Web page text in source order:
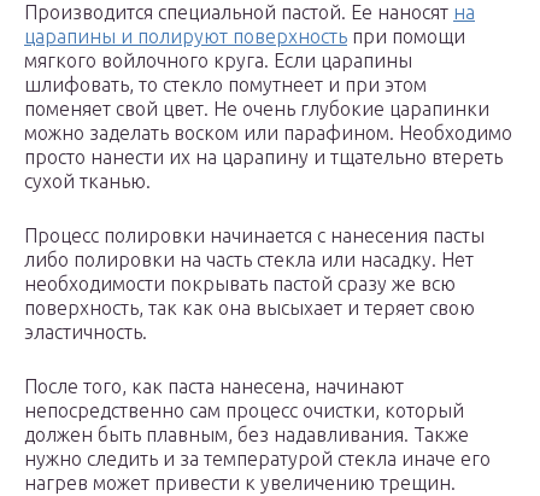
Производится специальной пастой. Ее наносят на
царапины и полируют поверхность при помощи
мягкого войлочного круга. Если царапины
шлифовать, то стекло помутнеет и при этом
поменяет свой цвет. Не очень глубокие царапинки
можно заделать воском или парафином. Необходимо
просто нанести их на царапину и тщательно втереть
сухой тканью.
Процесс полировки начинается с нанесения пасты
либо полировки на часть стекла или насадку. Нет
необходимости покрывать пастой сразу же всю
поверхность, так как она высыхает и теряет свою
эластичность.
После того, как паста нанесена, начинают
непосредственно сам процесс очистки, который
должен быть плавным, без надавливания. Также
нужно следить и за температурой стекла иначе его
нагрев может привести к увеличению трещин.